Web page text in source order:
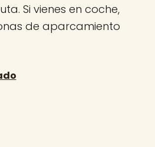
Si vienes en coche,
de aparcamiento